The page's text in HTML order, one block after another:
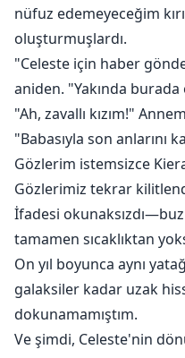
nüfuz edemeyeceğim
oluşturmuşlardı.
"Celeste için haber
aniden. "Yakında burada
"Ah, zavallı kızım!"
"Babasıyla son anlarını
Gözlerim istemsizce
Gözlerimiz tekrar
İfadesi
tamamen sıcaklıktan
On yıl boyunca aynı
galaksiler kadar uzak
dokunamamıştım.
Ve şimdi, Celeste'nin